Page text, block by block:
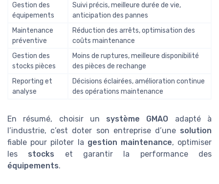
Gestion des
équipements
Suivi précis, meilleure durée de vie,
anticipation des pannes
Maintenance
préventive
Réduction des arrêts, optimisation des
coûts maintenance
Gestion des
stocks pièces
Moins de ruptures, meilleure disponibilité
des pièces de rechange
Reporting et
analyse
Décisions éclairées, amélioration continue
des opérations maintenance
En résumé, choisir un système GMAO adapté à
l’industrie, c’est doter son entreprise d’une solution
fiable pour piloter la gestion maintenance, optimiser
les stocks et garantir la performance des
équipements.